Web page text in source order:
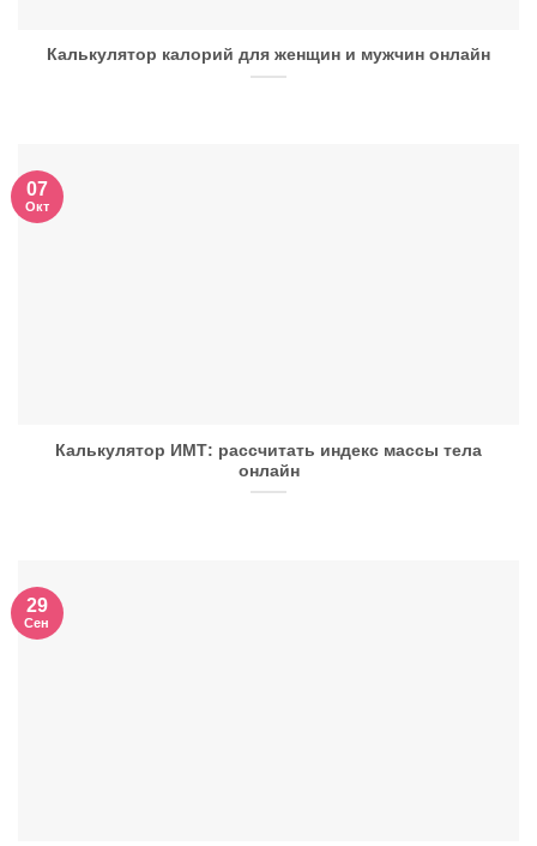
Калькулятор калорий для женщин и мужчин онлайн
Калькулятор ИМТ: рассчитать индекс массы тела
онлайн
07
Окт
29
Сен